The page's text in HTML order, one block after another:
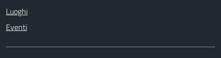
Luoghi
Eventi